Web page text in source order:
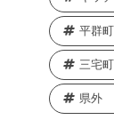
平群町
三宅町
県外